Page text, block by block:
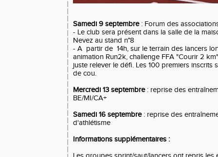
Samedi 9 septembre: Forum des
- Le club sera présent dans la salle de la
Nevez au stand n°8
- A partir de 14h, sur le terrain des lancers
animation Run2k, challenge FFA "Courir 2
juste relever le défi. Les 100 premiers inscrits
de cou.
Mercredi 13 septembre: reprise des
BE/MI/CA+
Samedi 16 septembre: reprise des
d'athlétisme
Informations supplémentaires :